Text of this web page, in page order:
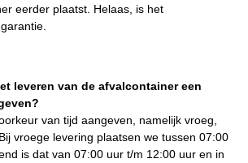
eerder plaatst. Helaas, is het
leveren van de afvalcontainer een
van tijd aangeven, namelijk vroeg,
vroege levering plaatsen we tussen 07:00
is dat van 07:00 uur t/m 12:00 uur en in